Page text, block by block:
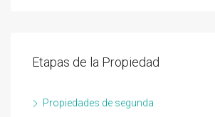
Etapas de la Propiedad
Propiedades de segunda